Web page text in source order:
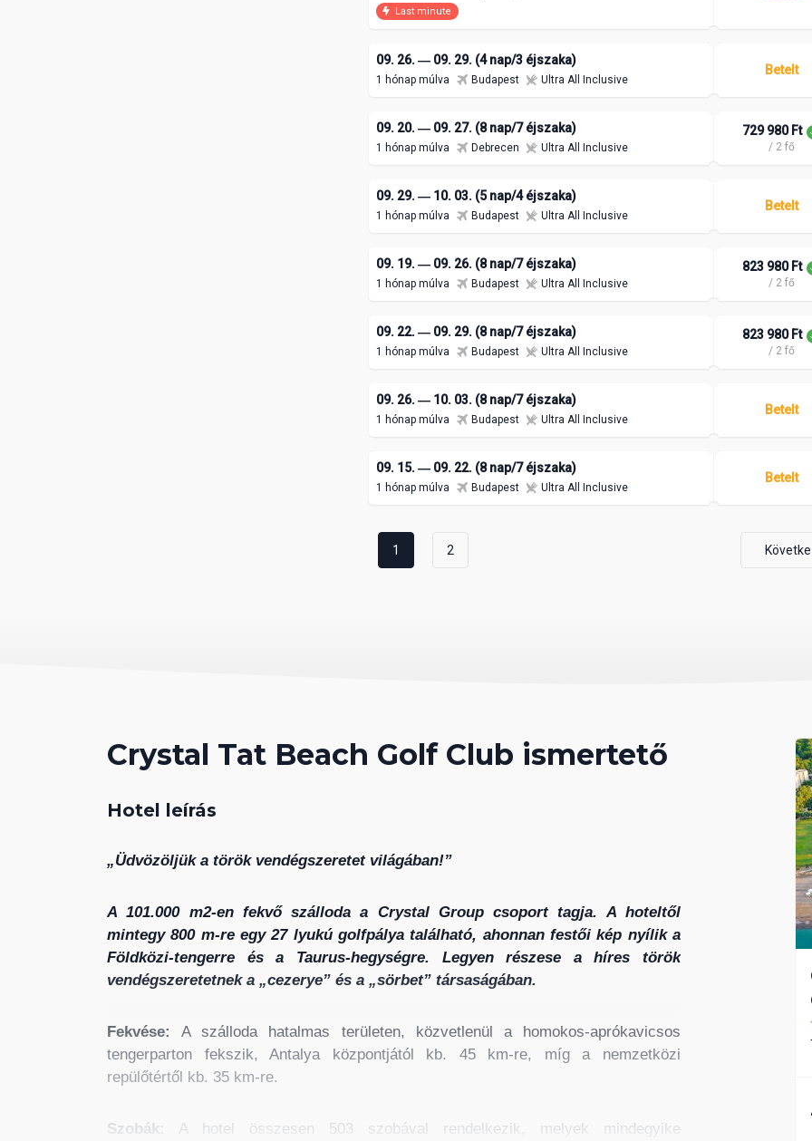
Last minute
09. 26. ― 09. 29. (4 nap/3 éjszaka)
1 hónap múlva Budapest Ultra All Inclusive
Betelt
09. 20. ― 09. 27. (8 nap/7 éjszaka)
1 hónap múlva Debrecen Ultra All Inclusive
729 980 Ft
/ 2 fő
09. 29. ― 10. 03. (5 nap/4 éjszaka)
1 hónap múlva Budapest Ultra All Inclusive
Betelt
09. 19. ― 09. 26. (8 nap/7 éjszaka)
1 hónap múlva Budapest Ultra All Inclusive
823 980 Ft
/ 2 fő
09. 22. ― 09. 29. (8 nap/7 éjszaka)
1 hónap múlva Budapest Ultra All Inclusive
823 980 Ft
/ 2 fő
09. 26. ― 10. 03. (8 nap/7 éjszaka)
1 hónap múlva Budapest Ultra All Inclusive
Betelt
09. 15. ― 09. 22. (8 nap/7 éjszaka)
1 hónap múlva Budapest Ultra All Inclusive
Betelt
1 2
Crystal Tat Beach Golf Club ismertető
Hotel leírás
„Üdvözöljük a török vendégszeretet világában!”
A 101.000 m2-en fekvő szálloda a Crystal Group csoport tagja. A hoteltől
mintegy 800 m-re egy 27 lyukú golfpálya található, ahonnan festői kép nyílik a
Földközi-tengerre és a Taurus-hegységre. Legyen részese a híres török
vendégszeretetnek a „cezerye” és a „sörbet” társaságában.
Fekvése:A szálloda hatalmas területen, közvetlenül a homokos-aprókavicsos
tengerparton fekszik, Antalya központjától kb. 45 km-re, míg a nemzetközi
repülőtértől kb. 35 km-re.
Szobák: A hotel összesen 503 szobával rendelkezik, melyek mindegyike